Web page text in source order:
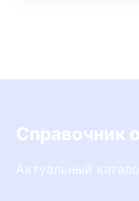
Справочник
Актуальный